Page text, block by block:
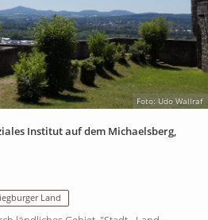
Foto: Udo Wallraf
Institut auf dem Michaelsberg,
Land